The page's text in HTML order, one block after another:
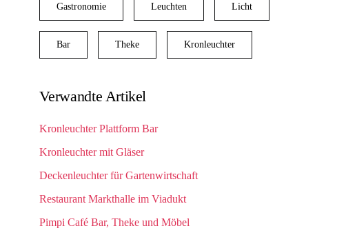
Gastronomie Leuchten Licht
Bar Theke Kronleuchter
Verwandte Artikel
Kronleuchter Plattform Bar
Kronleuchter mit Gläser
Deckenleuchter für Gartenwirtschaft
Restaurant Markthalle im Viadukt
Pimpi Café Bar, Theke und Möbel